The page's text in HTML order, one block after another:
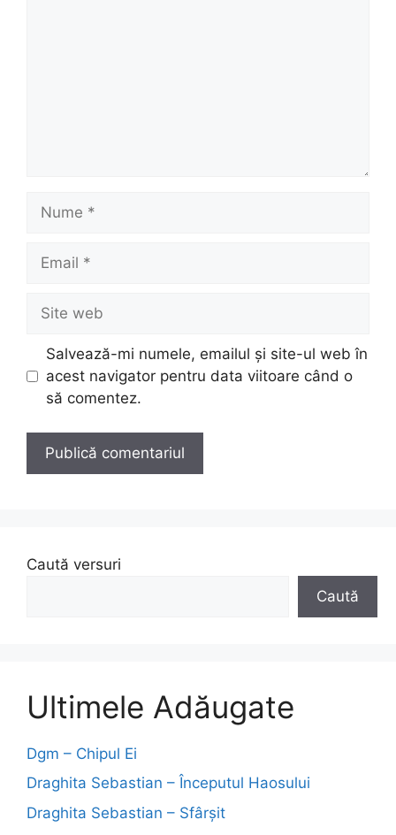
Nume
Email
Site
web
Salvează-mi numele, emailul și site-ul web în
acest navigator pentru data viitoare când o
să comentez.
Caută versuri
Caută
Ultimele Adăugate
Dgm – Chipul Ei
Draghita Sebastian – Începutul Haosului
Draghita Sebastian – Sfârșit